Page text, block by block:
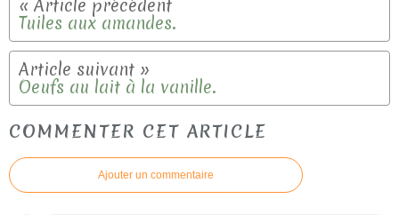
Tuiles aux amandes.
Oeufs au lait à la vanille.
COMMENTER CET ARTICLE
Ajouter un commentaire